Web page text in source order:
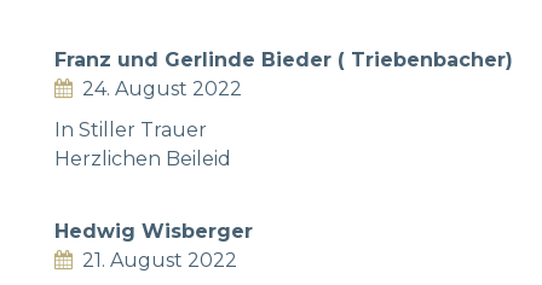
Franz und Gerlinde Bieder ( Triebenbacher)
24. August 2022
In Stiller Trauer
Herzlichen Beileid
Hedwig Wisberger
21. August 2022